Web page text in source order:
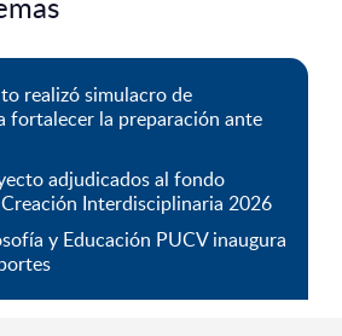
realizó simulacro de
fortalecer la preparación ante
adjudicados al fondo
Interdisciplinaria 2026
y Educación PUCV inaugura